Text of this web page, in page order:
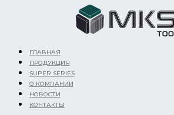
ГЛАВНАЯ
ПРОДУКЦИЯ
SUPER SERIES
О КОМПАНИИ
НОВОСТИ
КОНТАКТЫ